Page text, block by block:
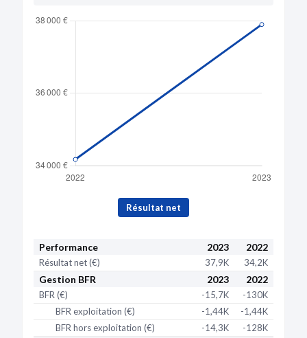
Résultat net
Performance 2023 2022
Résultat net (€) 37,9K 34,2K
Gestion BFR 2023 2022
BFR (€) -15,7K
-130K
BFR exploitation (€)
-1,44K
-1,44K
BFR hors exploitation (€)
-14,3K -128K